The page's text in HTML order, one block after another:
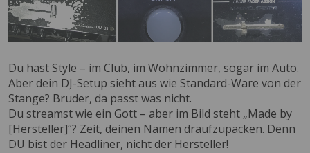
Du hast Style – im Club, im Wohnzimmer, sogar im Auto.
Aber dein DJ-Setup sieht aus wie Standard-Ware von der
Stange? Bruder, da passt was nicht.
Du streamst wie ein Gott – aber im Bild steht „Made by
[Hersteller]“? Zeit, deinen Namen draufzupacken. Denn
DU bist der Headliner, nicht der Hersteller!